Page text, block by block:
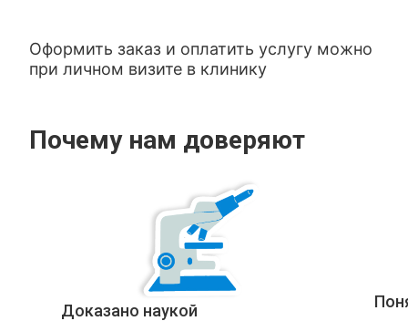
Оформить заказ и оплатить услугу можно
при личном визите в клинику
Почему нам доверяют
Доказано наукой